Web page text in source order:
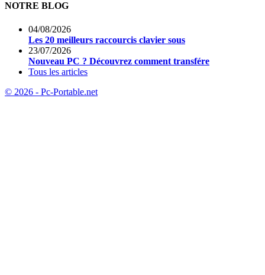
NOTRE BLOG
04/08/2026
Les 20 meilleurs raccourcis clavier sous
23/07/2026
Nouveau PC ? Découvrez comment transfére
Tous les articles
© 2026 - Pc-Portable.net